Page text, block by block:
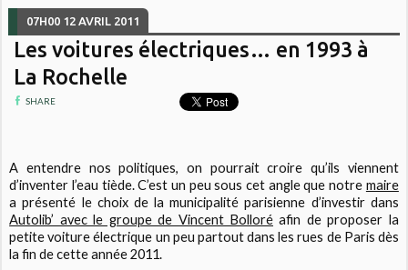
07H00 12 AVRIL 2011
Les voitures électriques… en 1993 à
La Rochelle
SHARE
A entendre nos politiques, on pourrait croire qu’ils viennent
d’inventer l’eau tiède. C’est un peu sous cet angle que notre maire
a présenté le choix de la municipalité parisienne d’investir dans
Autolib’ avec le groupe de Vincent Bolloréafin de proposer la
petite voiture électrique un peu partout dans les rues de Paris dès
la fin de cette année 2011.